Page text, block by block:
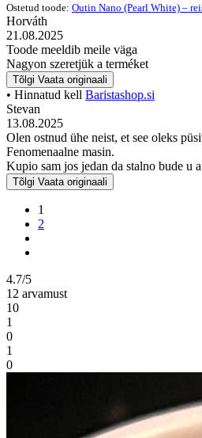
Ostetud toode: Outin Nano (Pearl White) –
Horváth
21.08.2025
Toode meeldib meile väga
Nagyon szeretjük a terméket
Tõlgi Vaata originaali
• Hinnatud kell Baristashop.si
Stevan
13.08.2025
Olen ostnud ühe neist, et see oleks
Fenomenaalne masin.
Kupio sam jos jedan da stalno bude u
Tõlgi Vaata originaali
1
2
4.7/5
12 arvamust
10
1
0
1
0